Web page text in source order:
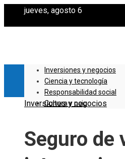
jueves, agosto 6
Inversiones y negocios
Ciencia y tecnología
Responsabilidad social
Cultura y ocio
Inversiones y negocios
Seguro de